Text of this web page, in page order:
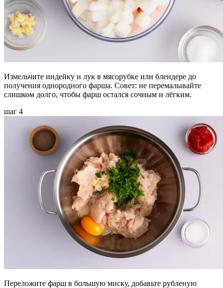
Измельчите индейку и лук в мясорубке или блендере до
получения однородного фарша. Совет: не перемалывайте
слишком долго, чтобы фарш остался сочным и лёгким.
шаг 4
Переложите фарш в большую миску, добавьте рубленую